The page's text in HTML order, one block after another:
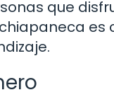
que
es